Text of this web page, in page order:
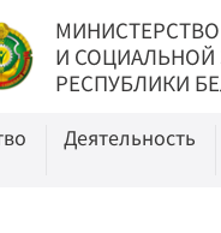
МИНИСТЕРСТВО
И
РЕСПУБЛИКИ
Деятельность